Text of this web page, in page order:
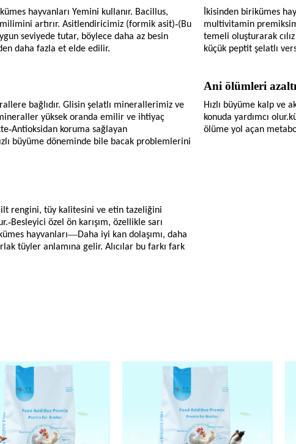
kümes hayvanları Yemini kullanır. Bacillus,
artırır. Asitlendiricimiz (formik asit)-(Bu
seviyede tutar, böylece daha az besin
daha fazla et elde edilir.
bağlıdır. Glisin şelatlı minerallerimiz ve
yüksek oranda emilir ve ihtiyaç
-Antioksidan koruma sağlayan
büyüme döneminde bile bacak problemlerini
rengini, tüy kalitesini ve etin tazeliğini
-Besleyici özel ön karışım, özellikle sarı
kümes hayvanları—Daha iyi kan dolaşımı, daha
tüyler anlamına gelir. Alıcılar bu farkı fark
İkisinden birikümes
multivitamin
temeli oluşturarak
küçük peptit şelatlı
Ani ölümleri
Hızlı büyüme kalp ve
konuda yardımcı olur.
ölüme yol açan